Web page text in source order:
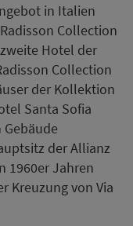
in Italien
Collection
Hotel der
Collection
der Kollektion
Santa Sofia
der Allianz
1960er Jahren
Kreuzung von Via